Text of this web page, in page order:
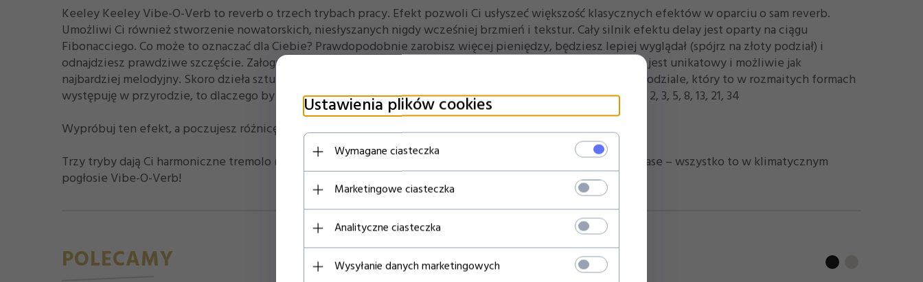
Keeley Keeley Vibe-O-Verb to reverb o trzech trybach pracy. Efekt pozwoli Ci usłyszeć większość klasycznych efektów w oparciu o sam reverb.
Umożliwi Ci również stworzenie nowatorskich, niesłyszanych nigdy wcześniej brzmień i tekstur. Cały silnik efektu delay jest oparty na ciągu
Fibonacciego. Co może to oznaczać dla Ciebie? Prawdopodobnie zarobisz więcej pieniędzy, będziesz lepiej wyglądał (spójrz na złoty podział) i
odnajdziesz prawdziwe szczęście. Załoga Keeley’a odnajduje przyjemność ukrytą w stworzeniu reverbu, który jest unikatowy i możliwie jak
najbardziej melodyjny. Skoro dzieła sztuki takich autorów jak choćby Debussy La Mer zostały ujęte w złotym podziale, który to w rozmaitych formach
występuję w przyrodzie, to dlaczego by nie stworzyć dźwięków układanych według tego typu wzorów? 0, 1, 1, 2, 3, 5, 8, 13, 21, 34
Wypróbuj ten efekt, a poczujesz różnicę!
Trzy tryby dają Ci harmoniczne tremolo (podobne do tego z efektu Keeley DynaTrem), Vibrato i modulację Phase – wszystko to w klimatycznym
pogłosie Vibe-O-Verb!
POLECAMY
Ustawienia plików cookies
Wymagane ciasteczka
Marketingowe ciasteczka
Analityczne ciasteczka
Wysyłanie danych marketingowych